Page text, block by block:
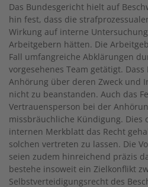
Das Bundesgericht hielt auf
hin fest, dass die
Wirkung auf interne
Arbeitgebern hätten. Die
Fall umfangreiche Abklärungen
vorgesehenes Team getätigt.
Anhörung über deren Zweck und
nicht zu beanstanden. Auch das
Vertrauensperson bei der
missbräuchliche Kündigung. Dies
internen Merkblatt das Recht
solchen vertreten zu lassen. Die
seien zudem hinreichend präzis
bestehe insoweit ein Zielkonflikt
Selbstverteidigungsrecht des